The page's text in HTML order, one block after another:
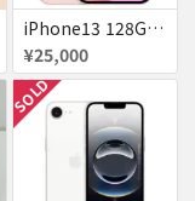
iPhone13 128GB ピンク docomo 送料無料
¥25,000
SOLD